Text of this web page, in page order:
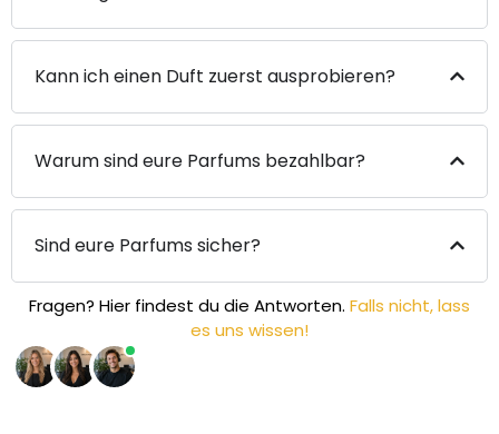
Kann ich einen Duft zuerst ausprobieren?
Warum sind eure Parfums bezahlbar?
Sind eure Parfums sicher?
Fragen? Hier findest du die Antworten. Falls nicht, lass
es uns wissen!